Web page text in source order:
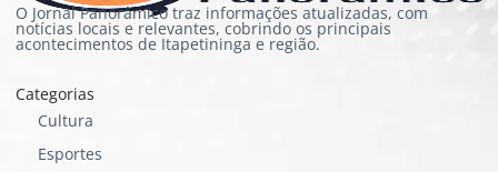
O Jornal Panorâmico traz informações atualizadas, com
notícias locais e relevantes, cobrindo os principais
acontecimentos de Itapetininga e região.
Categorias
Cultura
Esportes